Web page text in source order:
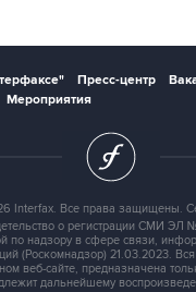
Пресс-центр
Мероприятия
Interfax. Все права защищены.
о регистрации СМИ
по надзору в сфере связи,
(Роскомнадзор) 21.03.2023.
веб-сайте, предназначена
дальнейшему